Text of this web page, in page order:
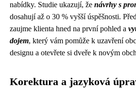
nabídky. Studie ukazují, že návrhy s
dosahují až o 30 % vyšší úspěšnosti.
zaujme klienta hned na první pohled a
dojem, který vám pomůže k uzavření
designu a otevřete si dveře k novým
Korektura a jazyková